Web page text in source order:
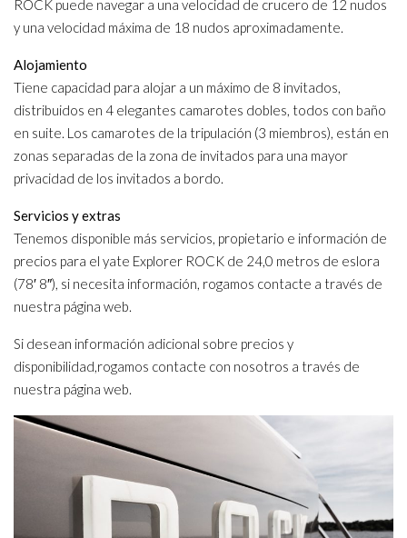
ROCK puede navegar a una velocidad de crucero de 12 nudos
y una velocidad máxima de 18 nudos aproximadamente.
Alojamiento
Tiene capacidad para alojar a un máximo de 8 invitados,
distribuidos en 4 elegantes camarotes dobles, todos con baño
en suite. Los camarotes de la tripulación (3 miembros), están en
zonas separadas de la zona de invitados para una mayor
privacidad de los invitados a bordo.
Servicios y extras
Tenemos disponible más servicios, propietario e información de
precios para el yate Explorer ROCK de 24,0 metros de eslora
(78′ 8″), si necesita información, rogamos contacte a través de
nuestra página web.
Si desean información adicional sobre precios y
disponibilidad,rogamos contacte con nosotros a través de
nuestra página web.